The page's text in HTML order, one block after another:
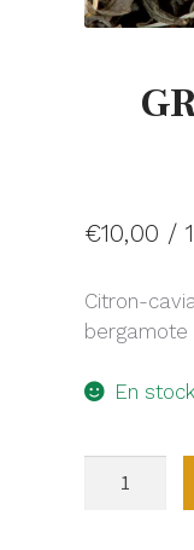
€10,00 /
Citron-
bergamote
En stock